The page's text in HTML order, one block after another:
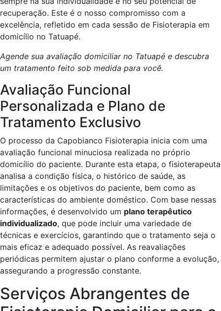
recuperação. Este é o nosso compromisso com a
excelência, refletido em cada sessão de Fisioterapia em
domicílio no Tatuapé.
Agende sua avaliação domiciliar no Tatuapé e descubra
um tratamento feito sob medida para você.
Avaliação Funcional
Personalizada e Plano de
Tratamento Exclusivo
O processo da Capobianco Fisioterapia inicia com uma
avaliação funcional minuciosa realizada no próprio
domicílio do paciente. Durante esta etapa, o fisioterapeuta
analisa a condição física, o histórico de saúde, as
limitações e os objetivos do paciente, bem como as
características do ambiente doméstico. Com base nessas
informações, é desenvolvido um plano terapêutico
individualizado, que pode incluir uma variedade de
técnicas e exercícios, garantindo que o tratamento seja o
mais eficaz e adequado possível. As reavaliações
periódicas permitem ajustar o plano conforme a evolução,
assegurando a progressão constante.
Serviços Abrangentes de